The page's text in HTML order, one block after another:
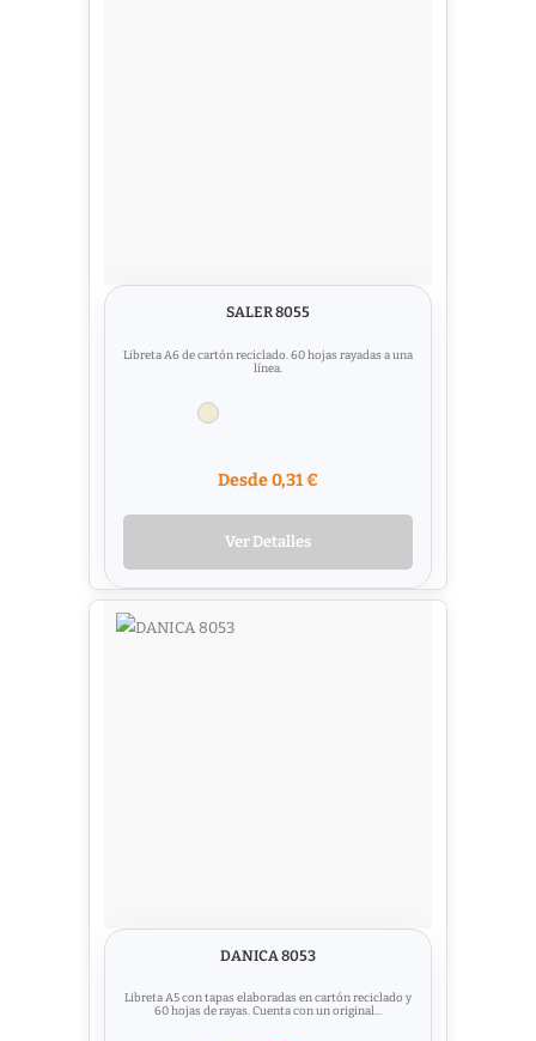
SALER 8055
Libreta A6 de cartón reciclado. 60 hojas rayadas a una
línea.
Desde 0,31 €
Ver Detalles
DANICA 8053
Libreta A5 con tapas elaboradas en cartón reciclado y
60 hojas de rayas. Cuenta con un original...